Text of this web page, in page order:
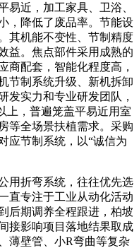
易近，加工家具、卫浴、
，降低了废品率。节能设
其机能不变性、节制精度
益。焦点部件采用成熟的
商配套，智能化程度高，
节制系统升级、新机拆卸
发实力和专业研发团队，
上，普遍笼盖平易近用室
等全场景扶植需求。采购
应节制系统，以“诚信为
折弯系统，往往优先选
直专注于工业从动化活动
后期调养全程跟进，柏坡
接影响项目落地结果取成
薄壁管、小R弯曲等复杂